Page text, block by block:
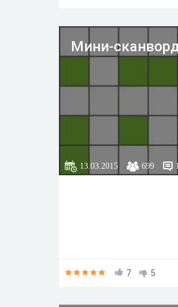
Мини-
13.03.2015 699 1
7 5